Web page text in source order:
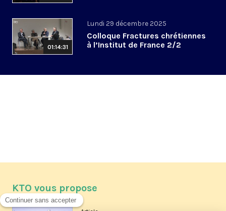
01:14:31
Lundi 29 décembre 2025
Colloque Fractures chrétiennes
à l’Institut de France 2/2
KTO vous propose